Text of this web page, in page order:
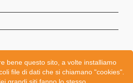
bene questo sito, a volte installiamo
file di dati che si chiamano "cookies".